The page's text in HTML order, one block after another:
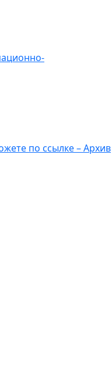
по ссылке – Архив